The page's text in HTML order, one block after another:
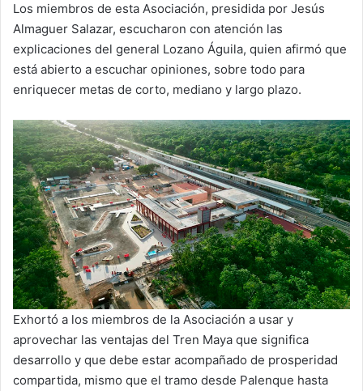
Los miembros de esta Asociación, presidida por Jesús
Almaguer Salazar, escucharon con atención las
explicaciones del general Lozano Águila, quien afirmó que
está abierto a escuchar opiniones, sobre todo para
enriquecer metas de corto, mediano y largo plazo.
Exhortó a los miembros de la Asociación a usar y
aprovechar las ventajas del Tren Maya que significa
desarrollo y que debe estar acompañado de prosperidad
compartida, mismo que el tramo desde Palenque hasta